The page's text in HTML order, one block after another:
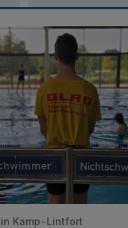
erfolgreich!
Kamp-Lintfort